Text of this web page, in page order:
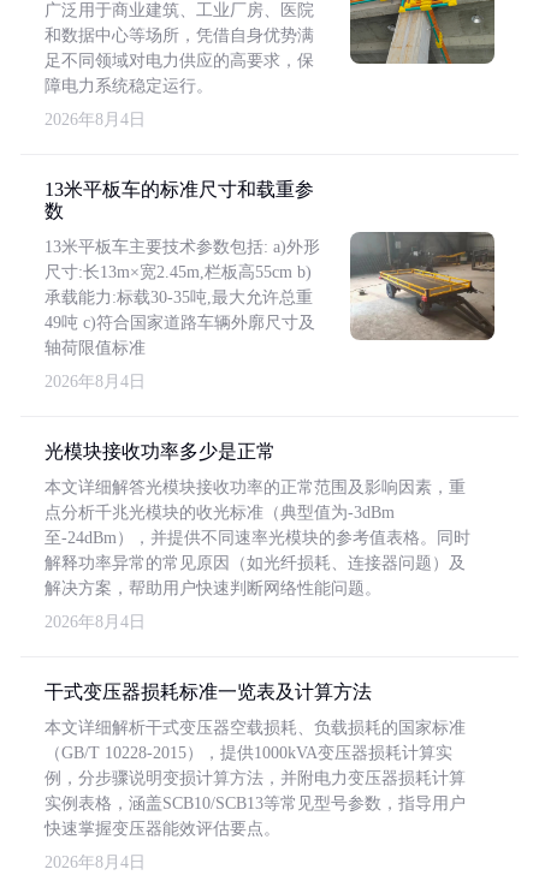
广泛用于商业建筑、工业厂房、医院
和数据中心等场所，凭借自身优势满
足不同领域对电力供应的高要求，保
障电力系统稳定运行。
2026年8月4日
13米平板车的标准尺寸和载重参
数
13米平板车主要技术参数包括: a)外形
尺寸:长13m×宽2.45m,栏板高55cm b)
承载能力:标载30-35吨,最大允许总重
49吨 c)符合国家道路车辆外廓尺寸及
轴荷限值标准
2026年8月4日
光模块接收功率多少是正常
本文详细解答光模块接收功率的正常范围及影响因素，重
点分析千兆光模块的收光标准（典型值为-3dBm
至-24dBm），并提供不同速率光模块的参考值表格。同时
解释功率异常的常见原因（如光纤损耗、连接器问题）及
解决方案，帮助用户快速判断网络性能问题。
2026年8月4日
干式变压器损耗标准一览表及计算方法
本文详细解析干式变压器空载损耗、负载损耗的国家标准
（GB/T 10228-2015），提供1000kVA变压器损耗计算实
例，分步骤说明变损计算方法，并附电力变压器损耗计算
实例表格，涵盖SCB10/SCB13等常见型号参数，指导用户
快速掌握变压器能效评估要点。
2026年8月4日